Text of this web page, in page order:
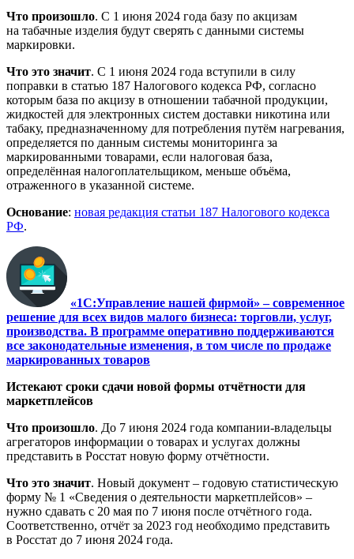
Что произошло. С 1 июня 2024 года базу по акцизам
на табачные изделия будут сверять с данными системы
маркировки.
Что это значит. С 1 июня 2024 года вступили в силу
поправки в статью 187 Налогового кодекса РФ, согласно
которым база по акцизу в отношении табачной продукции,
жидкостей для электронных систем доставки никотина или
табаку, предназначенному для потребления путём нагревания,
определяется по данным системы мониторинга за
маркированными товарами, если налоговая база,
определённая налогоплательщиком, меньше объёма,
отраженного в указанной системе.
Основание: новая редакция статьи 187 Налогового кодекса
РФ.
«1С:Управление нашей фирмой» – современное
решение для всех видов малого бизнеса: торговли, услуг,
производства. В программе оперативно поддерживаются
все законодательные изменения, в том числе по продаже
маркированных товаров
Истекают сроки сдачи новой формы отчётности для
маркетплейсов
Что произошло. До 7 июня 2024 года компании-владельцы
агрегаторов информации о товарах и услугах должны
представить в Росстат новую форму отчётности.
Что это значит. Новый документ – годовую статистическую
форму № 1 «Сведения о деятельности маркетплейсов» –
нужно сдавать с 20 мая по 7 июня после отчётного года.
Соответственно, отчёт за 2023 год необходимо представить
в Росстат до 7 июня 2024 года.